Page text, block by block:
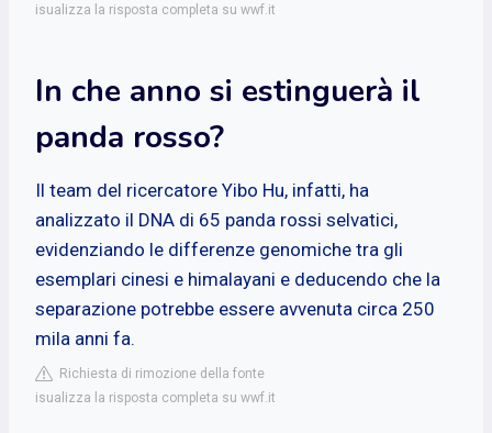
isualizza la risposta completa su wwf.it
In che anno si estinguerà il
panda rosso?
Il team del ricercatore Yibo Hu, infatti, ha
analizzato il DNA di 65 panda rossi selvatici,
evidenziando le differenze genomiche tra gli
esemplari cinesi e himalayani e deducendo che la
separazione potrebbe essere avvenuta circa 250
mila anni fa.
Richiesta di rimozione della fonte
isualizza la risposta completa su wwf.it